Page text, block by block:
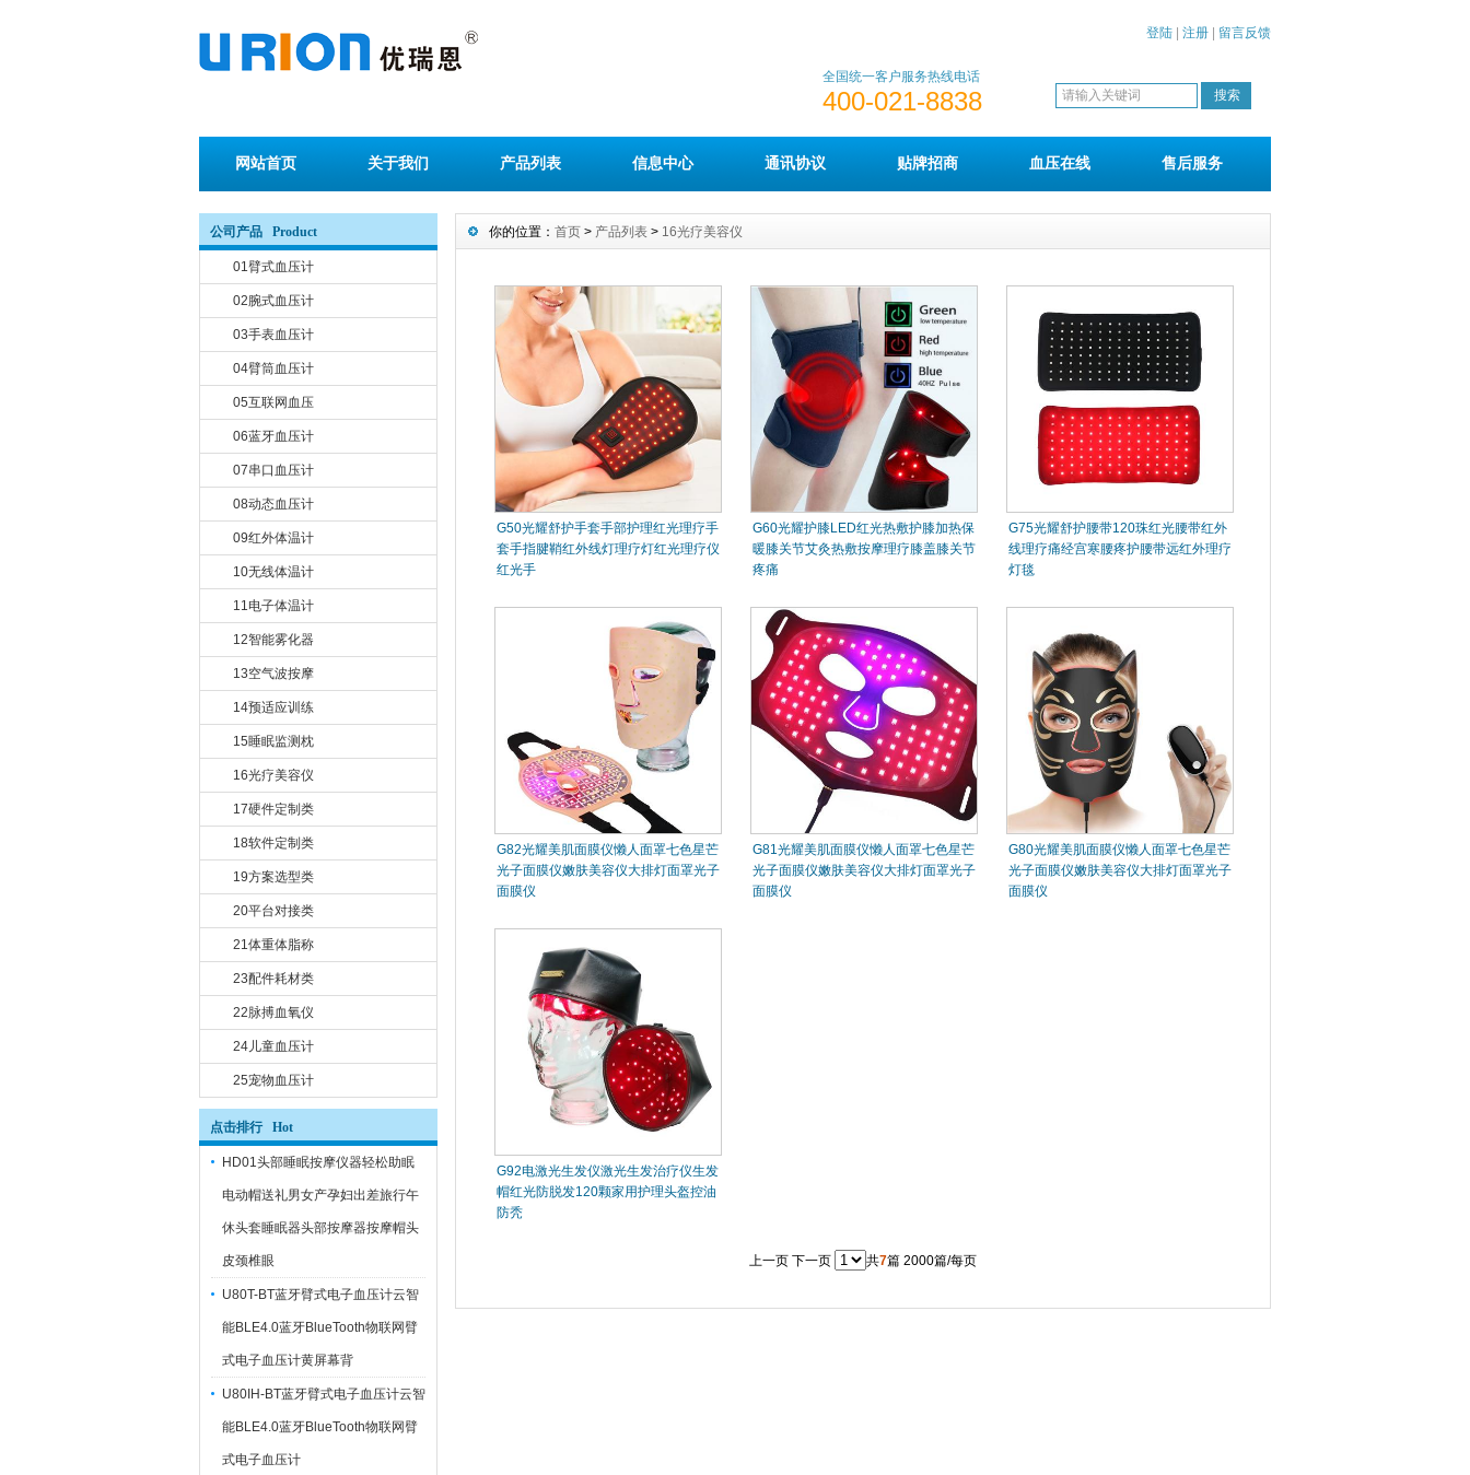
登陆 注册 留言反馈
全国统一客户服务热线电话
400-021-8838
网站首页 关于我们 产品列表 信息中心 通讯协议 贴牌招商 血压在线 售后服务
公司产品 Product
01臂式血压计
02腕式血压计
03手表血压计
04臂筒血压计
05互联网血压
06蓝牙血压计
07串口血压计
08动态血压计
09红外体温计
10无线体温计
11电子体温计
12智能雾化器
13空气波按摩
14预适应训练
15睡眠监测枕
16光疗美容仪
17硬件定制类
18软件定制类
19方案选型类
20平台对接类
21体重体脂称
23配件耗材类
22脉搏血氧仪
24儿童血压计
25宠物血压计
点击排行 Hot
HD01头部睡眠按摩仪器轻松助眠
电动帽送礼男女产孕妇出差旅行午
休头套睡眠器头部按摩器按摩帽头
皮颈椎眼
U80T-BT蓝牙臂式电子血压计云智
能BLE4.0蓝牙BlueTooth物联网臂
式电子血压计黄屏幕背
U80IH-BT蓝牙臂式电子血压计云智
能BLE4.0蓝牙BlueTooth物联网臂
式电子血压计
你的位置： 首页 > 产品列表 > 16光疗美容仪
G50光耀舒护手套手部护理红光理疗手
套手指腱鞘红外线灯理疗灯红光理疗仪
红光手
G60光耀护膝LED红光热敷护膝加热保
暖膝关节艾灸热敷按摩理疗膝盖膝关节
疼痛
G75光耀舒护腰带120珠红光腰带红外
线理疗痛经宫寒腰疼护腰带远红外理疗
灯毯
G82光耀美肌面膜仪懒人面罩七色星芒
光子面膜仪嫩肤美容仪大排灯面罩光子
面膜仪
G81光耀美肌面膜仪懒人面罩七色星芒
光子面膜仪嫩肤美容仪大排灯面罩光子
面膜仪
G80光耀美肌面膜仪懒人面罩七色星芒
光子面膜仪嫩肤美容仪大排灯面罩光子
面膜仪
G92电激光生发仪激光生发治疗仪生发
帽红光防脱发120颗家用护理头盔控油
防秃
上一页 下一页 共7篇 2000篇/每页